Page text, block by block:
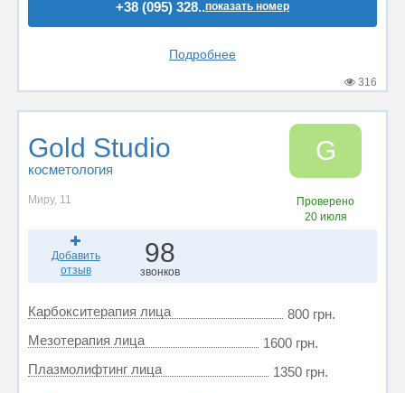
+38 (095) 328..показать номер
Подробнее
316
Gold Studio
косметология
G
Миру, 11
Проверено
20 июля
Добавить
отзыв
98
звонков
Карбокситерапия лица
800 грн.
Мезотерапия лица
1600 грн.
Плазмолифтинг лица
1350 грн.